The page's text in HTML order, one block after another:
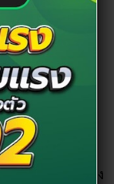
ทไทยของคนไทย
า สำรับ)
บ และการชิง
ถวายพระภิกษุ
ญ่โตก็ได้ บางแห่ง